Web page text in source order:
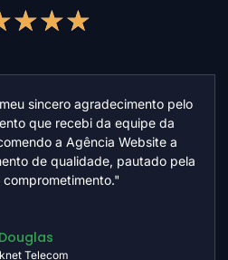
★★★
com o trabalho realizado
qualidade da entrega superou
que fui positivamente
final. O projeto foi
e profissionalismo.
aos detalhes. É raro
que unam qualidade técnica,